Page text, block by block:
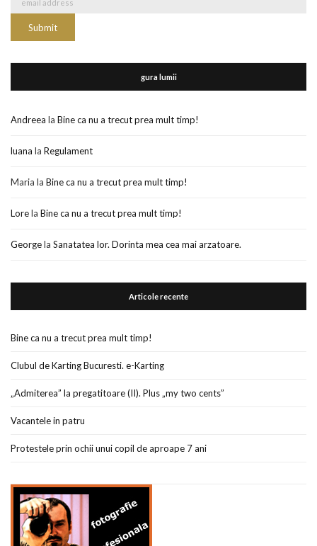
gura lumii
Andreea la Bine ca nu a trecut prea mult timp!
luana la Regulament
Maria la Bine ca nu a trecut prea mult timp!
Lorela Bine ca nu a trecut prea mult timp!
Georgela Sanatatea lor. Dorinta mea cea mai arzatoare.
Articole recente
Bine ca nu a trecut prea mult timp!
Clubul de Karting Bucuresti. e-Karting
„Admiterea” la pregatitoare (II). Plus „my two cents”
Vacantele in patru
Protestele prin ochii unui copil de aproape 7 ani